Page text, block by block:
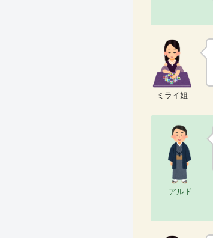
ミライ姐
アルド